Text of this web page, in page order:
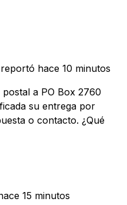
reportó hace 10 minutos
a PO Box 2760
su entrega por
o contacto. ¿Qué
15 minutos